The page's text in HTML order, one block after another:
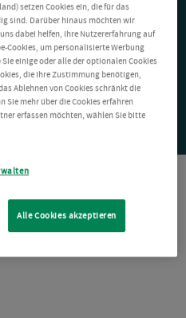
setzen Cookies ein, die für das
sind. Darüber hinaus möchten wir
dabei helfen, Ihre Nutzererfahrung auf
Cookies, um personalisierte Werbung
einige oder alle der optionalen Cookies
die Ihre Zustimmung benötigen,
Ablehnen von Cookies schränkt die
Sie mehr über die Cookies erfahren
erfassen möchten, wählen Sie bitte
Alle Cookies akzeptieren